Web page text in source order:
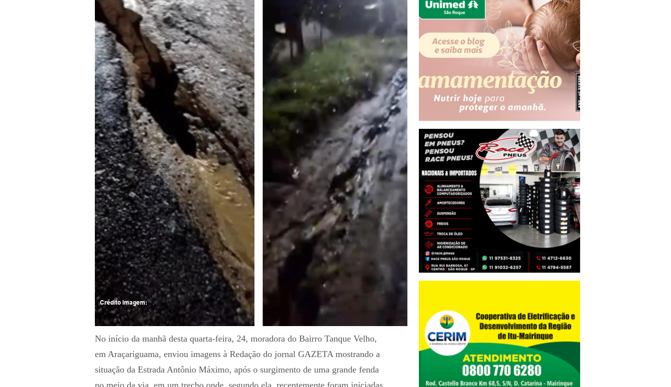
Crédito Imagem:
No início da manhã desta quarta-feira, 24, moradora do Bairro Tanque Velho,
em Araçariguama, enviou imagens à Redação do jornal GAZETA mostrando a
situação da Estrada Antônio Máximo, após o surgimento de uma grande fenda
no meio da via, em um trecho onde, segundo ela, recentemente foram iniciadas